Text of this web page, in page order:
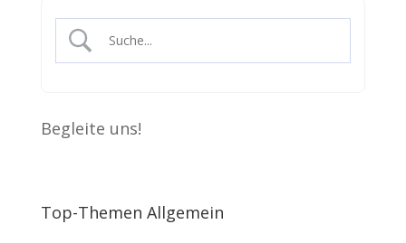
Begleite uns!
Top-Themen Allgemein